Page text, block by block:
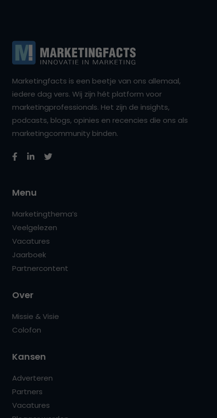
Marketingfacts is een beetje van ons allemaal,
iedere dag vers. Wij zijn hét platform voor
marketingprofessionals. Het zijn de insights,
podcasts, blogs, opinies en recencies die ons als
marketingcommunity binden.
Menu
Marketingthema’s
Veelgelezen
Vacatures
Jaarboek
Partnercontent
Over
Missie & Visie
Colofon
Kansen
Adverteren
Partners
Vacatures